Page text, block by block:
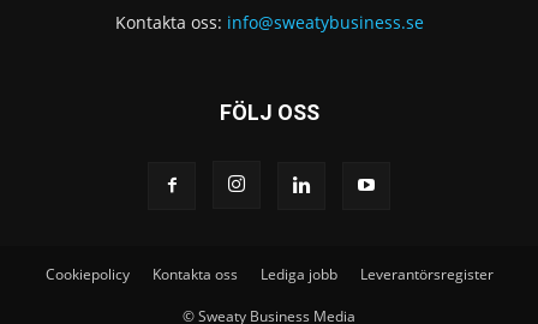
Kontakta oss: info@sweatybusiness.se
FÖLJ OSS
Cookiepolicy Kontakta oss Lediga jobb Leverantörsregister
© Sweaty Business Media